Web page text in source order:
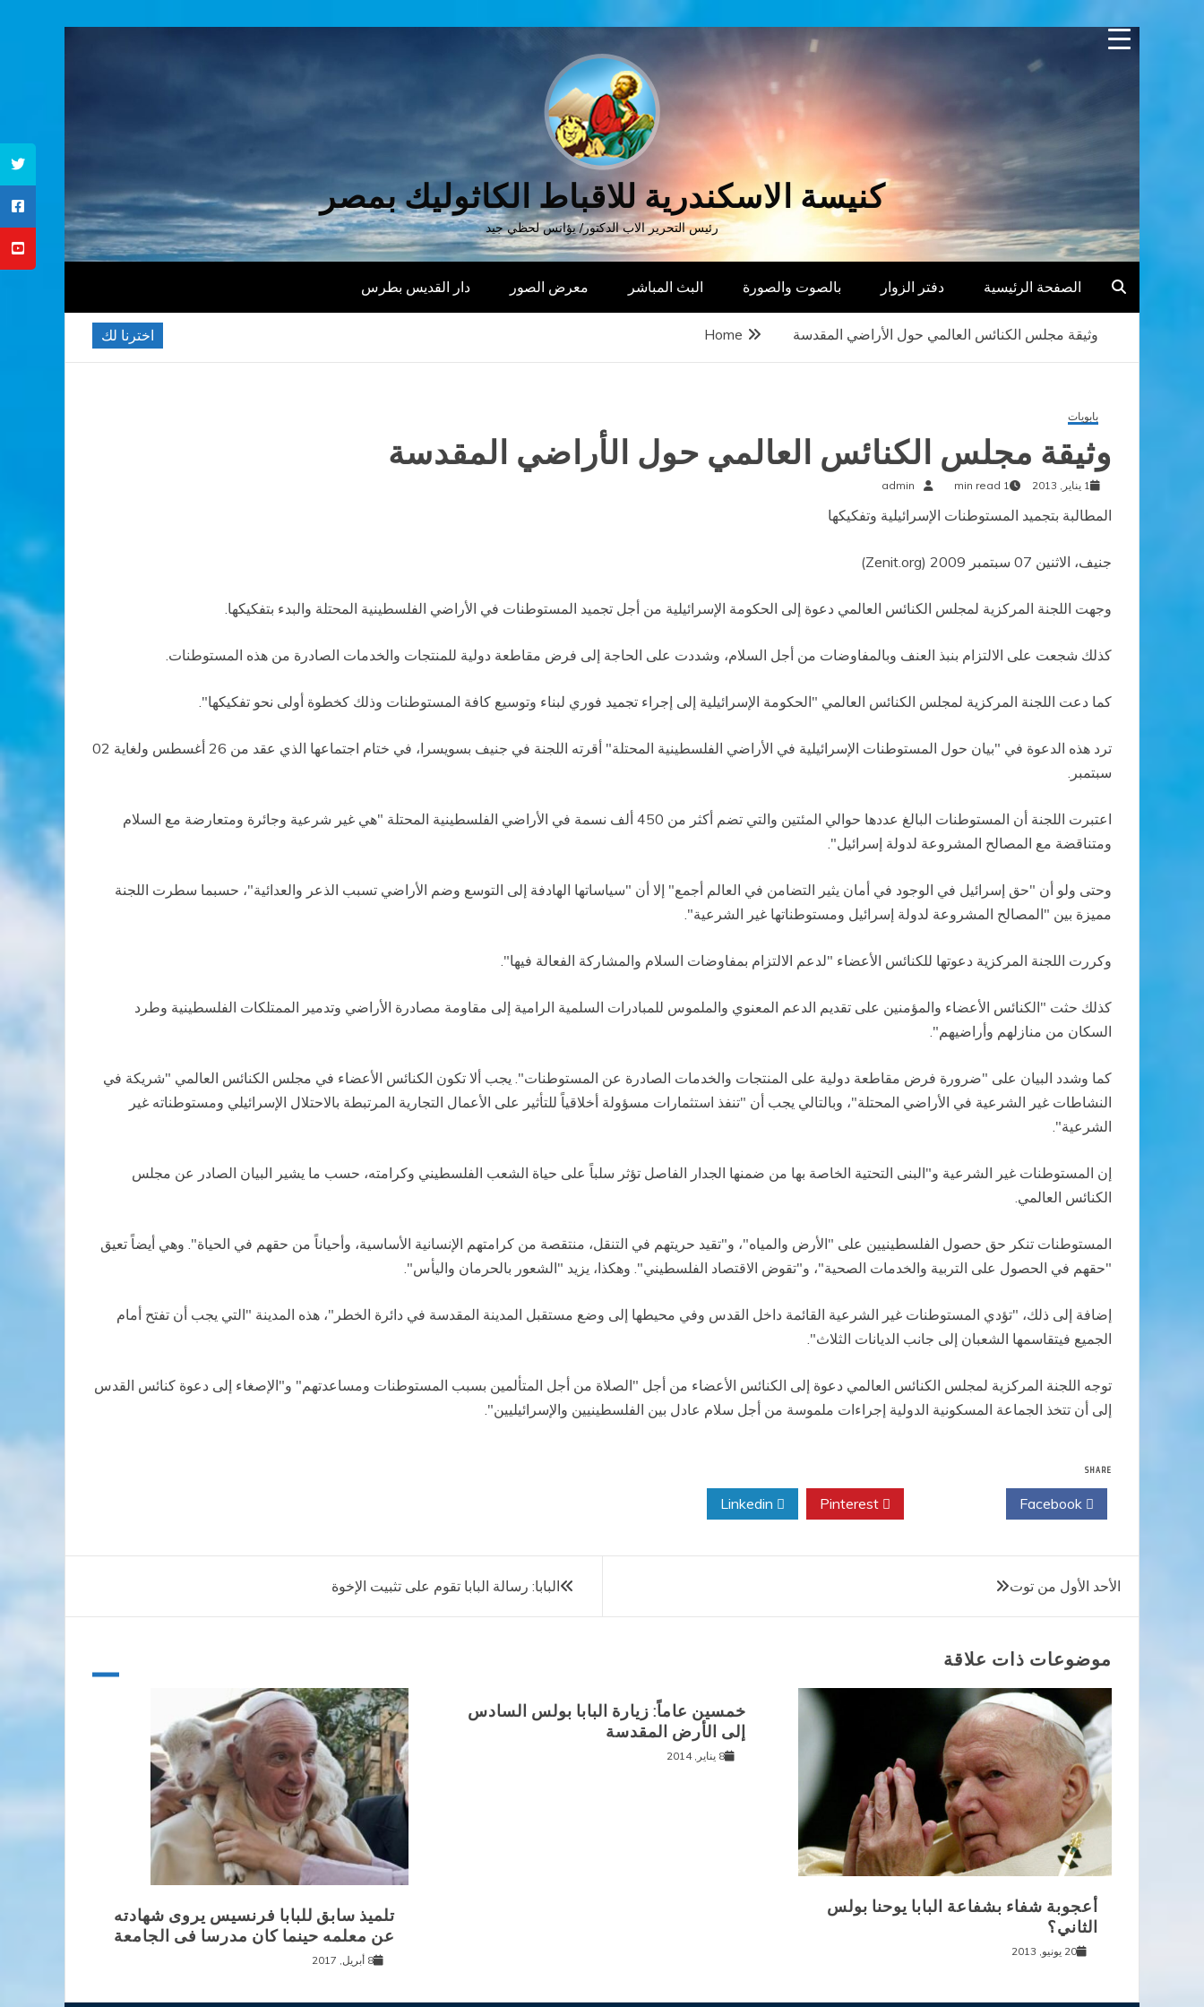
Skip
كنيسة الاسكندرية للاقباط الكاثوليك بمصر
رئيس التحرير الاب الدكتور/ يؤانس لحظي جيد
الصفحة الرئيسية دفتر الزوار بالصوت والصورة البث المباشر معرض الصور دار القديس بطرس
اخترنا لك Home وثيقة مجلس الكنائس العالمي حول الأراضي المقدسة
بابويات
وثيقة مجلس الكنائس العالمي حول الأراضي المقدسة
1 يناير, 2013 1 min read
admin
المطالبة بتجميد المستوطنات الإسرائيلية وتفكيكها
جنيف، الاثنين 07 سبتمبر 2009 (Zenit.org)
وجهت اللجنة المركزية لمجلس الكنائس العالمي دعوة إلى الحكومة الإسرائيلية من أجل تجميد المستوطنات في الأراضي الفلسطينية المحتلة والبدء بتفكيكها.
كذلك شجعت على الالتزام بنبذ العنف وبالمفاوضات من أجل السلام، وشددت على الحاجة إلى فرض مقاطعة دولية للمنتجات والخدمات الصادرة من هذه المستوطنات.
كما دعت اللجنة المركزية لمجلس الكنائس العالمي "الحكومة الإسرائيلية إلى إجراء تجميد فوري لبناء وتوسيع كافة المستوطنات وذلك كخطوة أولى نحو تفكيكها".
ترد هذه الدعوة في "بيان حول المستوطنات الإسرائيلية في الأراضي الفلسطينية المحتلة" أقرته اللجنة في جنيف بسويسرا، في ختام اجتماعها الذي عقد من 26 أغسطس ولغاية 02
سبتمبر.
اعتبرت اللجنة أن المستوطنات البالغ عددها حوالي المئتين والتي تضم أكثر من 450 ألف نسمة في الأراضي الفلسطينية المحتلة "هي غير شرعية وجائرة ومتعارضة مع السلام
ومتناقضة مع المصالح المشروعة لدولة إسرائيل".
وحتى ولو أن "حق إسرائيل في الوجود في أمان يثير التضامن في العالم أجمع" إلا أن "سياساتها الهادفة إلى التوسع وضم الأراضي تسبب الذعر والعدائية"، حسبما سطرت اللجنة
مميزة بين "المصالح المشروعة لدولة إسرائيل ومستوطناتها غير الشرعية".
وكررت اللجنة المركزية دعوتها للكنائس الأعضاء "لدعم الالتزام بمفاوضات السلام والمشاركة الفعالة فيها".
كذلك حثت "الكنائس الأعضاء والمؤمنين على تقديم الدعم المعنوي والملموس للمبادرات السلمية الرامية إلى مقاومة مصادرة الأراضي وتدمير الممتلكات الفلسطينية وطرد
السكان من منازلهم وأراضيهم".
كما وشدد البيان على "ضرورة فرض مقاطعة دولية على المنتجات والخدمات الصادرة عن المستوطنات". يجب ألا تكون الكنائس الأعضاء في مجلس الكنائس العالمي "شريكة في
النشاطات غير الشرعية في الأراضي المحتلة"، وبالتالي يجب أن "تنفذ استثمارات مسؤولة أخلاقياً للتأثير على الأعمال التجارية المرتبطة بالاحتلال الإسرائيلي ومستوطناته غير
الشرعية".
إن المستوطنات غير الشرعية و"البنى التحتية الخاصة بها من ضمنها الجدار الفاصل تؤثر سلباً على حياة الشعب الفلسطيني وكرامته، حسب ما يشير البيان الصادر عن مجلس
الكنائس العالمي.
المستوطنات تنكر حق حصول الفلسطينيين على "الأرض والمياه"، و"تقيد حريتهم في التنقل، منتقصة من كرامتهم الإنسانية الأساسية، وأحياناً من حقهم في الحياة". وهي أيضاً تعيق
"حقهم في الحصول على التربية والخدمات الصحية"، و"تقوض الاقتصاد الفلسطيني". وهكذا، يزيد "الشعور بالحرمان واليأس".
إضافة إلى ذلك، "تؤدي المستوطنات غير الشرعية القائمة داخل القدس وفي محيطها إلى وضع مستقبل المدينة المقدسة في دائرة الخطر"، هذه المدينة "التي يجب أن تفتح أمام
الجميع فيتقاسمها الشعبان إلى جانب الديانات الثلاث".
توجه اللجنة المركزية لمجلس الكنائس العالمي دعوة إلى الكنائس الأعضاء من أجل "الصلاة من أجل المتألمين بسبب المستوطنات ومساعدتهم" و"الإصغاء إلى دعوة كنائس القدس
إلى أن تتخذ الجماعة المسكونية الدولية إجراءات ملموسة من أجل سلام عادل بين الفلسطينيين والإسرائيليين".
SHARE
تصفّح
المقالات
البابا: رسالة البابا تقوم على تثبيت الإخوة الأحد الأول من توت
موضوعات ذات علاقة
تلميذ سابق للبابا فرنسيس يروى شهادته
عن معلمه حينما كان مدرسا فى الجامعة
8 أبريل, 2017
خمسين عاماً: زيارة البابا بولس السادس
إلى الأرض المقدسة
8 يناير, 2014
أعجوبة شفاء بشفاعة البابا يوحنا بولس
الثاني؟
20 يونيو, 2013